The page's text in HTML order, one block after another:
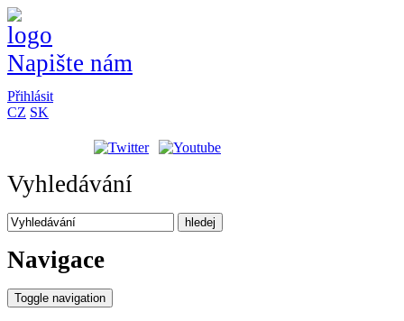
Napište nám
Přihlásit
CZ SK
Vyhledávání
hledej
Navigace
Toggle navigation